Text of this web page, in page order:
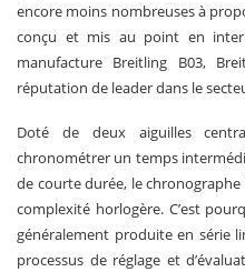
encore moins nombreuses à
conçu et mis au point en
manufacture Breitling B03,
réputation de leader dans le
Doté de deux aiguilles
chronométrer un temps
de courte durée, le
complexité horlogère. C’est
généralement produite en série
processus de réglage et